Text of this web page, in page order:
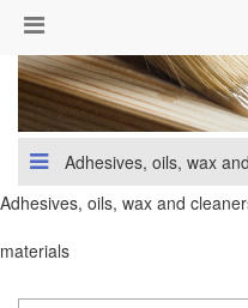
Adhesives, oils, wax
Adhesives, oils, wax and
materials